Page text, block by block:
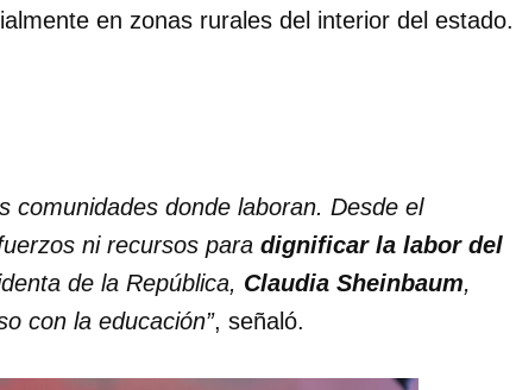
en zonas rurales del interior del estado.
comunidades donde laboran. Desde el
ni recursos para dignificar la labor del
de la República, Claudia Sheinbaum,
con la educación”, señaló.